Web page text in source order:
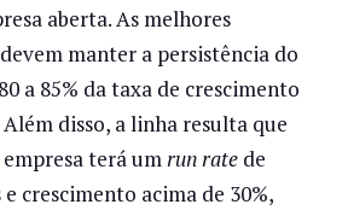
aberta. As melhores
manter a persistência do
a 85% da taxa de crescimento
disso, a linha resulta que
empresa terá umrun ratede
e crescimento acima de 30%,